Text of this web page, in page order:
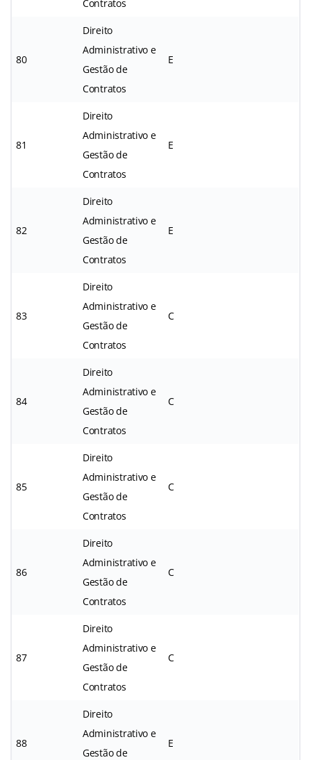
Contratos
80
Direito
Administrativo e
Gestão de
Contratos
E
81
Direito
Administrativo e
Gestão de
Contratos
E
82
Direito
Administrativo e
Gestão de
Contratos
E
83
Direito
Administrativo e
Gestão de
Contratos
C
84
Direito
Administrativo e
Gestão de
Contratos
C
85
Direito
Administrativo e
Gestão de
Contratos
C
86
Direito
Administrativo e
Gestão de
Contratos
C
87
Direito
Administrativo e
Gestão de
Contratos
C
88
Direito
Administrativo e
Gestão de
E